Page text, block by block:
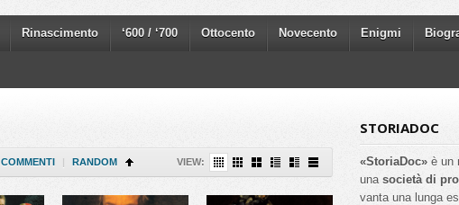
Rinascimento ‘600 / ‘700 Ottocento Novecento Enigmi
COMMENTI | RANDOM VIEW:
STORIADOC
«StoriaDoc» è un
una società di
vanta una lunga